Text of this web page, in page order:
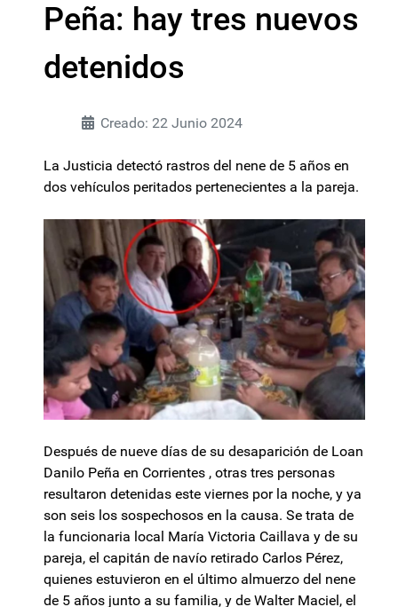
Peña: hay tres nuevos
detenidos
Creado: 22 Junio 2024
La Justicia detectó rastros del nene de 5 años en
dos vehículos peritados pertenecientes a la pareja.
Después de nueve días de su desaparición de Loan
Danilo Peña en Corrientes , otras tres personas
resultaron detenidas este viernes por la noche, y ya
son seis los sospechosos en la causa. Se trata de
la funcionaria local María Victoria Caillava y de su
pareja, el capitán de navío retirado Carlos Pérez,
quienes estuvieron en el último almuerzo del nene
de 5 años junto a su familia, y de Walter Maciel, el